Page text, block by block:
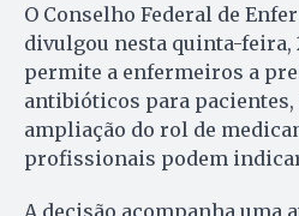
O Conselho Federal de
divulgou nesta quinta-feira,
permite a enfermeiros a
antibióticos para
ampliação do rol de
profissionais podem
A decisão acompanha uma